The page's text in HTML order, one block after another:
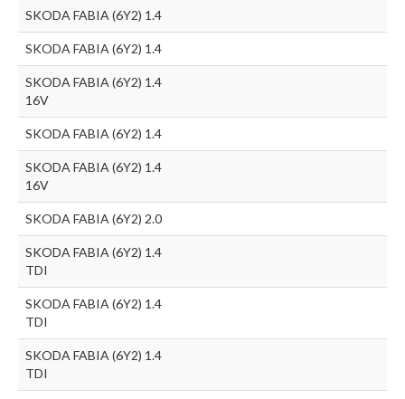
SKODA FABIA (6Y2) 1.4
SKODA FABIA (6Y2) 1.4
SKODA FABIA (6Y2) 1.4
16V
SKODA FABIA (6Y2) 1.4
SKODA FABIA (6Y2) 1.4
16V
SKODA FABIA (6Y2) 2.0
SKODA FABIA (6Y2) 1.4
TDI
SKODA FABIA (6Y2) 1.4
TDI
SKODA FABIA (6Y2) 1.4
TDI